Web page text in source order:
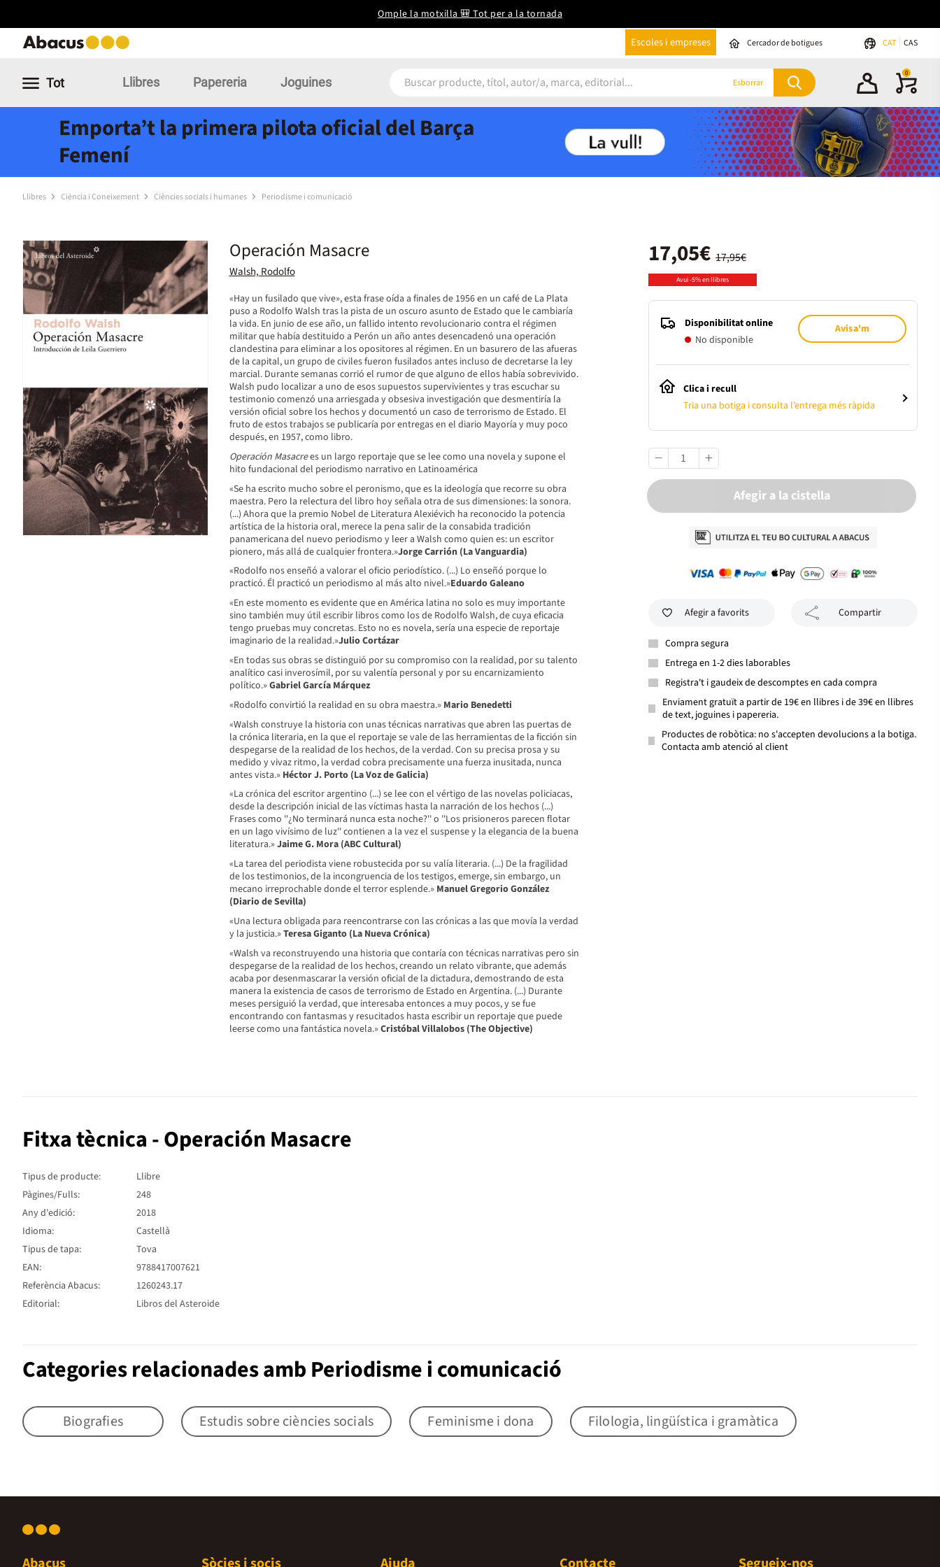
Omple la motxilla 🎒 Tot per a la tornada
Escoles i empreses Cercador de botigues CAT CAS
Tot Llibres Papereria Joguines Esborrar
0
Emporta’t la primera pilota oficial del Barça
Femení
Llibres Ciència i Coneixement Ciències socials i humanes Periodisme i comunicació
Operación Masacre
Walsh, Rodolfo
«Hay un fusilado que vive», esta frase oída a finales de 1956 en un café de La Plata
puso a Rodolfo Walsh tras la pista de un oscuro asunto de Estado que le cambiaría
la vida. En junio de ese año, un fallido intento revolucionario contra el régimen
militar que había destituido a Perón un año antes desencadenó una operación
clandestina para eliminar a los opositores al régimen. En un basurero de las afueras
de la capital, un grupo de civiles fueron fusilados antes incluso de decretarse la ley
marcial. Durante semanas corrió el rumor de que alguno de ellos había sobrevivido.
Walsh pudo localizar a uno de esos supuestos supervivientes y tras escuchar su
testimonio comenzó una arriesgada y obsesiva investigación que desmentiría la
versión oficial sobre los hechos y documentó un caso de terrorismo de Estado. El
fruto de estos trabajos se publicaría por entregas en el diario Mayoría y muy poco
después, en 1957, como libro.
Operación Masacrees un largo reportaje que se lee como una novela y supone el
hito fundacional del periodismo narrativo en Latinoamérica
«Se ha escrito mucho sobre el peronismo, que es la ideología que recorre su obra
maestra. Pero la relectura del libro hoy señala otra de sus dimensiones: la sonora.
(...) Ahora que la premio Nobel de Literatura Alexiévich ha reconocido la potencia
artística de la historia oral, merece la pena salir de la consabida tradición
panamericana del nuevo periodismo y leer a Walsh como quien es: un escritor
pionero, más allá de cualquier frontera.»Jorge Carrión (La Vanguardia)
«Rodolfo nos enseñó a valorar el oficio periodístico. (...) Lo enseñó porque lo
practicó. Él practicó un periodismo al más alto nivel.»Eduardo Galeano
«En este momento es evidente que en América latina no solo es muy importante
sino también muy útil escribir libros como los de Rodolfo Walsh, de cuya eficacia
tengo pruebas muy concretas. Esto no es novela, sería una especie de reportaje
imaginario de la realidad.»Julio Cortázar
«En todas sus obras se distinguió por su compromiso con la realidad, por su talento
analítico casi inverosímil, por su valentía personal y por su encarnizamiento
político.»Gabriel García Márquez
«Rodolfo convirtió la realidad en su obra maestra.» Mario Benedetti
«Walsh construye la historia con unas técnicas narrativas que abren las puertas de
la crónica literaria, en la que el reportaje se vale de las herramientas de la ficción sin
despegarse de la realidad de los hechos, de la verdad. Con su precisa prosa y su
medido y vivaz ritmo, la verdad cobra precisamente una fuerza inusitada, nunca
antes vista.» Héctor J. Porto (La Voz de Galicia)
«La crónica del escritor argentino (...) se lee con el vértigo de las novelas policiacas,
desde la descripción inicial de las víctimas hasta la narración de los hechos (...)
Frases como ''¿No terminará nunca esta noche?'' o ''Los prisioneros parecen flotar
en un lago vivísimo de luz'' contienen a la vez el suspense y la elegancia de la buena
literatura.»Jaime G. Mora (ABC Cultural)
«La tarea del periodista viene robustecida por su valía literaria. (...) De la fragilidad
de los testimonios, de la incongruencia de los testigos, emerge, sin embargo, un
mecano irreprochable donde el terror esplende.» Manuel Gregorio González
(Diario de Sevilla)
«Una lectura obligada para reencontrarse con las crónicas a las que movía la verdad
y la justicia.»Teresa Giganto (La Nueva Crónica)
«Walsh va reconstruyendo una historia que contaría con técnicas narrativas pero sin
despegarse de la realidad de los hechos, creando un relato vibrante, que además
acaba por desenmascarar la versión oficial de la dictadura, demostrando de esta
manera la existencia de casos de terrorismo de Estado en Argentina. (...) Durante
meses persiguió la verdad, que interesaba entonces a muy pocos, y se fue
encontrando con fantasmas y resucitados hasta escribir un reportaje que puede
leerse como una fantástica novela.»Cristóbal Villalobos (The Objective)
17,95€
17,05€
Avui -5% en llibres
Disponibilitat online
No disponible
Avisa'm
Clica i recull
Tria una botiga i consulta l’entrega més ràpida
Afegir a la cistella
Afegir a favorits Compartir
Compra segura
Entrega en 1-2 dies laborables
Registra't i gaudeix de descomptes en cada compra
Enviament gratuït a partir de 19€ en llibres i de 39€ en llibres
de text, joguines i papereria.
Productes de robòtica: no s'accepten devolucions a la botiga.
Contacta amb atenció al client
Fitxa tècnica - Operación Masacre
Tipus de producte:
Llibre
Pàgines/Fulls:
248
Any d'edició:
2018
Idioma:
Castellà
Tipus de tapa:
Tova
EAN:
9788417007621
Referència Abacus:
1260243.17
Editorial:
Libros del Asteroide
Categories relacionades amb Periodisme i comunicació
Biografies Estudis sobre ciències socials Feminisme i dona Filologia, lingüística i gramàtica